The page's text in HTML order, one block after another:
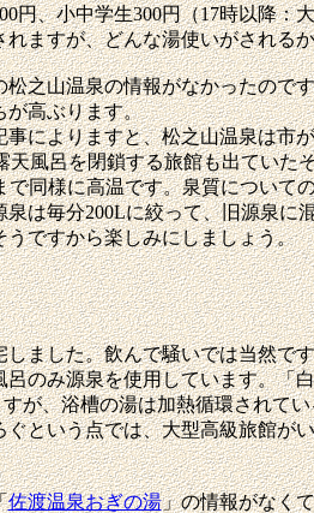
、小中学生300円（17時以降：
ますが、どんな湯使いがされる
山温泉の情報がなかったので
が高ぶります。
よりますと、松之山温泉は市
風呂を閉鎖する旅館も出ていた
同様に高温です。泉質について
は毎分200Lに絞って、旧源泉
ですから楽しみにしましょう。
ました。飲んで騒いでは当然で
のみ源泉を使用しています。「
が、浴槽の湯は加熱循環されて
という点では、大型高級旅館が
佐渡温泉おぎの湯」の情報がなく